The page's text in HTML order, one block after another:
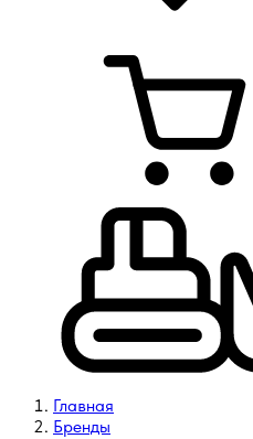
Главная
Бренды